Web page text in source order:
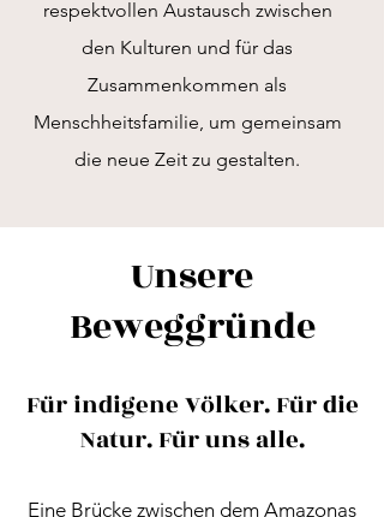
respektvollen Austausch zwischen
den Kulturen und für das
Zusammenkommen als
Menschheitsfamilie, um gemeinsam
die neue Zeit zu gestalten.
Unsere
Beweggründe
Für indigene Völker. Für die
Natur. Für uns alle.
Eine Brücke zwischen dem Amazonas